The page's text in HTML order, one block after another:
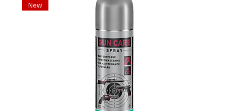
New